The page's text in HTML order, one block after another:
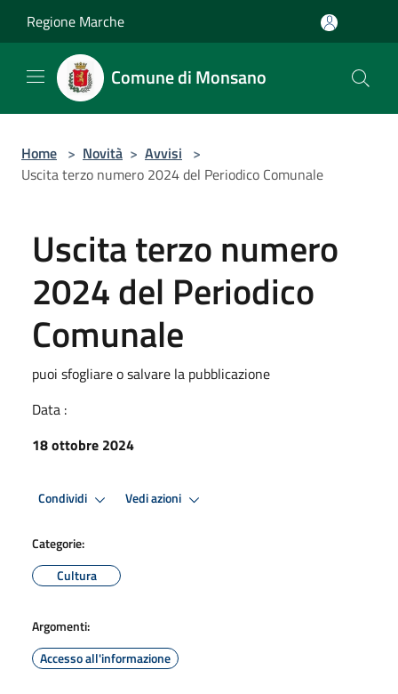
Regione Marche
Comune di Monsano
Home > Novità > Avvisi >
Uscita terzo numero 2024 del Periodico Comunale
Uscita terzo numero
2024 del Periodico
Comunale
puoi sfogliare o salvare la pubblicazione
Data :
18 ottobre 2024
Condividi Vedi azioni
Categorie:
Cultura
Argomenti:
Accesso all'informazione